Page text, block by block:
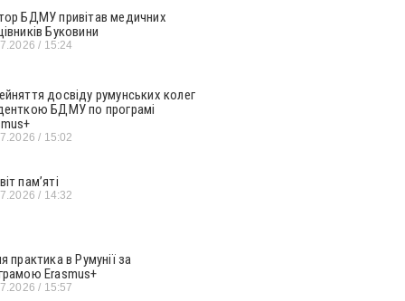
БДМУ привітав медичних
Буковини
15:24
досвіду румунських колег
БДМУ по програмі
15:02
пам’яті
14:32
практика в Румунії за
Erasmus+
15:57